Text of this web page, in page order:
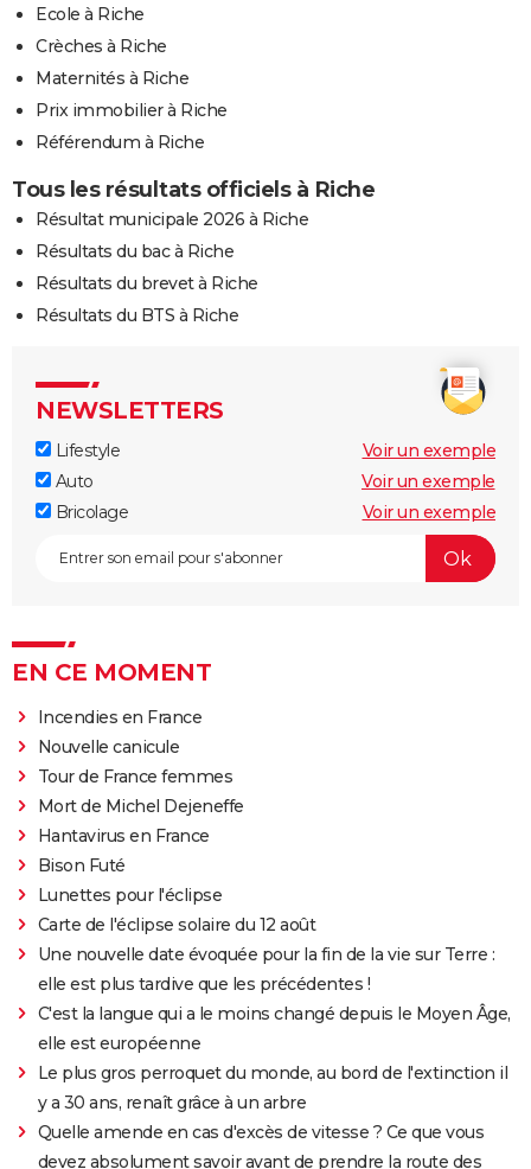
Ecole à Riche
Crèches à Riche
Maternités à Riche
Prix immobilier à Riche
Référendum à Riche
Tous les résultats officiels à Riche
Résultat municipale 2026 à Riche
Résultats du bac à Riche
Résultats du brevet à Riche
Résultats du BTS à Riche
NEWSLETTERS
Lifestyle
Voir un exemple
Auto
Voir un exemple
Bricolage
Voir un exemple
EN CE MOMENT
Incendies en France
Nouvelle canicule
Tour de France femmes
Mort de Michel Dejeneffe
Hantavirus en France
Bison Futé
Lunettes pour l'éclipse
Carte de l'éclipse solaire du 12 août
Une nouvelle date évoquée pour la fin de la vie sur Terre :
elle est plus tardive que les précédentes !
C'est la langue qui a le moins changé depuis le Moyen Âge,
elle est européenne
Le plus gros perroquet du monde, au bord de l'extinction il
y a 30 ans, renaît grâce à un arbre
Quelle amende en cas d'excès de vitesse ? Ce que vous
devez absolument savoir avant de prendre la route des